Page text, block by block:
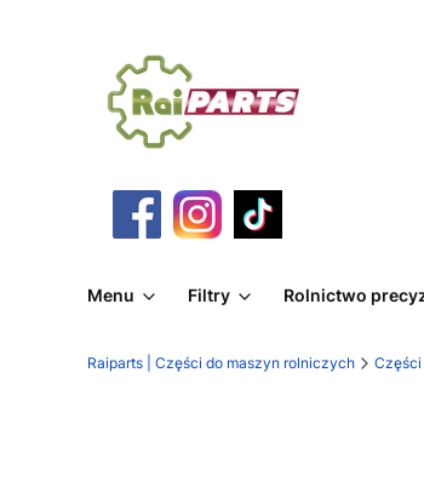
Menu Filtry Rolnictwo
Raiparts | Części do maszyn rolniczych